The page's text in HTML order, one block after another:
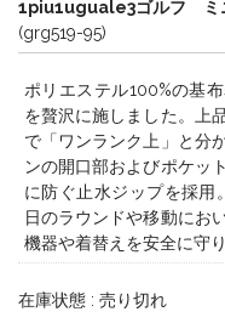
1piu1uguale3ゴルフ ミ
(grg519-95)
ポリエステル100%の基
を贅沢に施しました。上
で「ワンランク上」と分
ンの開口部およびポケッ
に防ぐ止水ジップを採用
日のラウンドや移動にお
機器や着替えを安全に守り
在庫状態 : 売り切れ